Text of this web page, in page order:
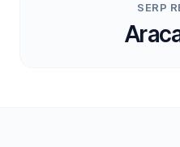
SERP